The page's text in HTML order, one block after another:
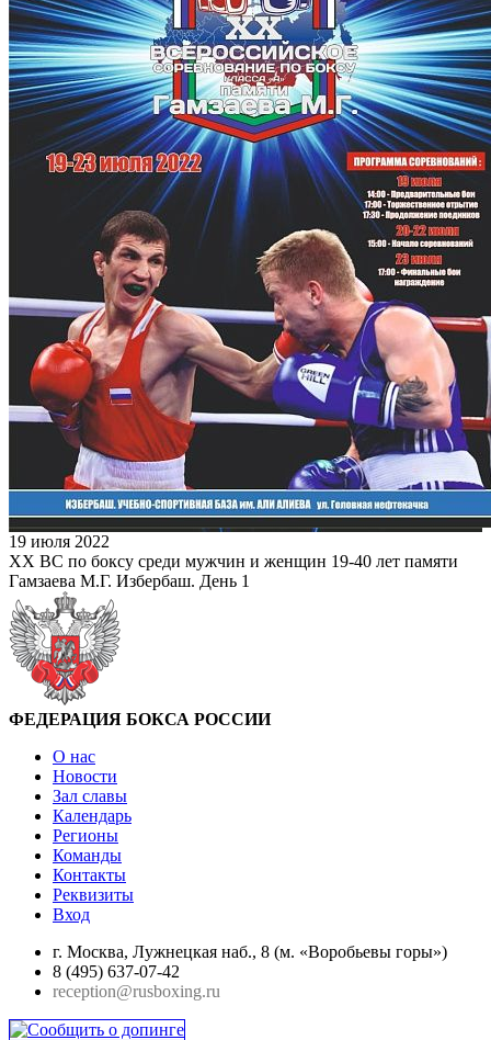
19 июля 2022
XX ВС по боксу среди мужчин и женщин 19-40 лет памяти
Гамзаева М.Г. Избербаш. День 1
ФЕДЕРАЦИЯ БОКСА РОССИИ
О нас
Новости
Зал славы
Календарь
Регионы
Команды
Контакты
Реквизиты
Вход
г. Москва, Лужнецкая наб., 8 (м. «Воробьевы горы»)
8 (495) 637-07-42
reception@rusboxing.ru